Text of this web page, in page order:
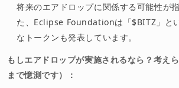
将来のエアドロップに関係する可能性が
た、Eclipse Foundationは「$BITZ」と
なトークンも発表しています。
もしエアドロップが実施されるなら？考え
まで憶測です）：